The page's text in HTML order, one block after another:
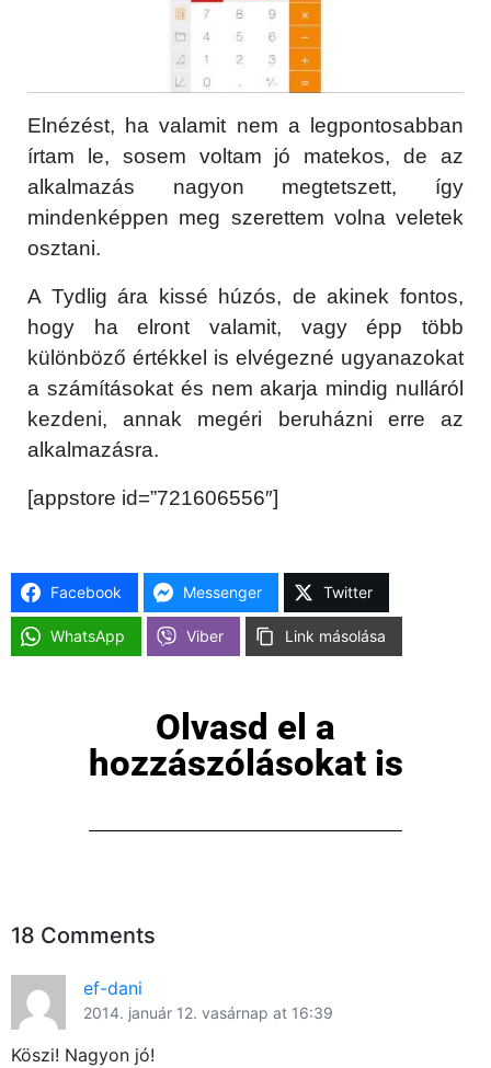
Elnézést, ha valamit nem a legpontosabban
írtam le, sosem voltam jó matekos, de az
alkalmazás nagyon megtetszett, így
mindenképpen meg szerettem volna veletek
osztani.
A Tydlig ára kissé húzós, de akinek fontos,
hogy ha elront valamit, vagy épp több
különböző értékkel is elvégezné ugyanazokat
a számításokat és nem akarja mindig nulláról
kezdeni, annak megéri beruházni erre az
alkalmazásra.
[appstore id=”721606556″]
Facebook Messenger Twitter
WhatsApp Viber Link másolása
Olvasd el a
hozzászólásokat is
18 Comments
ef-dani
2014. január 12. vasárnap at 16:39
Köszi! Nagyon jó!